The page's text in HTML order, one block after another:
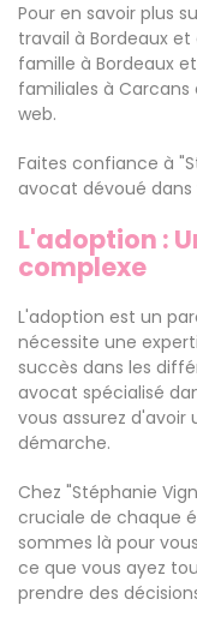
Pour en savoir plus
travail à Bordeaux
famille à Bordeaux
familiales à Carcans
web.
Faites confiance à
avocat dévoué dans
L'adoption :
complexe
L'adoption est un
nécessite une
succès dans les
avocat spécialisé
vous assurez
démarche.
Chez "Stéphanie
cruciale de chaque
sommes là pour
ce que vous ayez
prendre des